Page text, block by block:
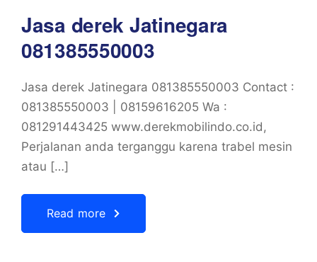
Jasa derek Jatinegara
081385550003
Jasa derek Jatinegara 081385550003 Contact :
081385550003 | 08159616205 Wa :
081291443425 www.derekmobilindo.co.id,
Perjalanan anda terganggu karena trabel mesin
atau […]
Read more